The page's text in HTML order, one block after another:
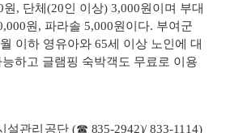
원, 단체(20인 이상) 3,000원이며 부대
원, 파라솔 5,000원이다. 부여군
이하 영유아와65세 이상 노인에 대
하고 글램핑 숙박객도 무료로 이용
설관리공단(☎ 835-2942)/ 833-1114)